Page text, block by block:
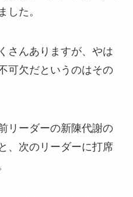
した。
さんありますが、やは
可欠だというのはその
リーダーの新陳代謝の
、次のリーダーに打席